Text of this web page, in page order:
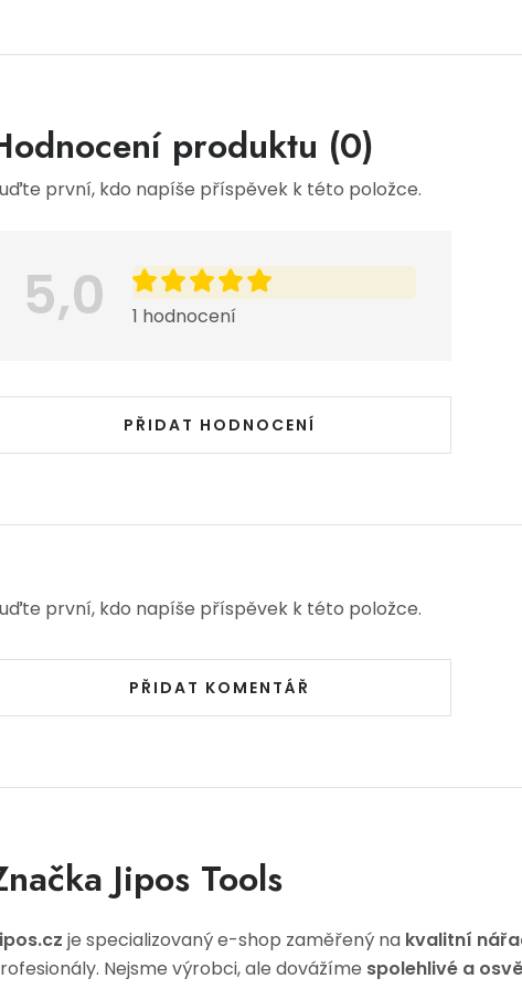
produktu (0)
první, kdo napíše příspěvek k této položce.
5,0 1 hodnocení
PŘIDAT HODNOCENÍ
hodnocení
první, kdo napíše příspěvek k této položce.
PŘIDAT KOMENTÁŘ
Jipos Tools
je specializovaný e-shop zaměřený na kvalitní
Nejsme výrobci, ale dovážíme spolehlivé a